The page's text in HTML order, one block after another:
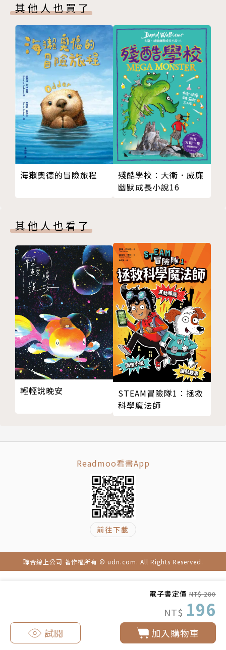
電子書定價 NT$ 280
NT$ 196
加入購物車
試閱
為了尋找第三道神菜，志達日夜翻閱菜譜、鍛鍊武藝，
另一方面，一個神祕的白衣人某天深夜現身病房，
他告訴陳淑美，灶幫這幾十年來的紛亂都和那顆消失的
魔石有關。
若回到古代調查魔石的下落，或許就可以揪出真凶！
白衣人究竟是敵是友？他的出現會不會是另一個陷阱？
志達可以順利找出消失的魔石與第三道神菜嗎？
◎本書關鍵字：武俠、歷史、飲食文化、奇幻、冒險、
《紅樓夢》、四大奇書、曹雪芹
◎無注音，適合10~15歲以上閱讀
◎教育議題分類：生涯發展、家政、環境
◎學習領域分類：語文、社會、藝術與人文、綜合活動
本書特色
特色1 專為少兒所寫的武俠小說，保留武俠小說的俠
義精神，又兼具品格陶冶與知識性。
特色2 含括大江南北八大菜系與代表菜色，在閱讀中
體驗千年來的飲食文化，書香菜香齊飄香。
特色3 內容融入四大奇書之一《紅樓夢》經典段落，
可作為中學語文課程的先修輔助教材。
作者簡介
鄭宗弦
曾榮獲九歌現代兒童文學獎首獎、陳國政兒童文學獎首
回娘家》、「香腸班長妙老師」系列、「鄭宗弦的
『鬼』故事」系列、「豬頭小偵探」系列、「來自星星
的小偵探」系列、《大番薯的小綠芽》、《媽祖林默
部落格：鄭宗弦的酷酷夢想屋blog.yam.com/aaxyz
粉絲專頁：鄭宗弦的美食與故事屋
本名唐壽南，喜歡任何與創作有關的事情，覺得創作繪
第十章 誰是假姑娘
第十一章 搜索大觀園
第十二章 虎魔的反擊
第十三章 真相大白
第十四章 劫富濟貧的義賊
第十五章 善行鑄成大錯
第十六章 第三道神菜
第十七章 神祕的大樓
版權頁
封底
其他人也買了
海獺奧德的冒險旅程
殘酷學校：大衛．威廉
幽默成長小說16
其他人也看了
輕輕說晚安
STEAM冒險隊1：拯救
科學魔法師
Readmoo看書App
前往下載
聯合線上公司 著作權所有 © udn.com. All Rights Reserved.